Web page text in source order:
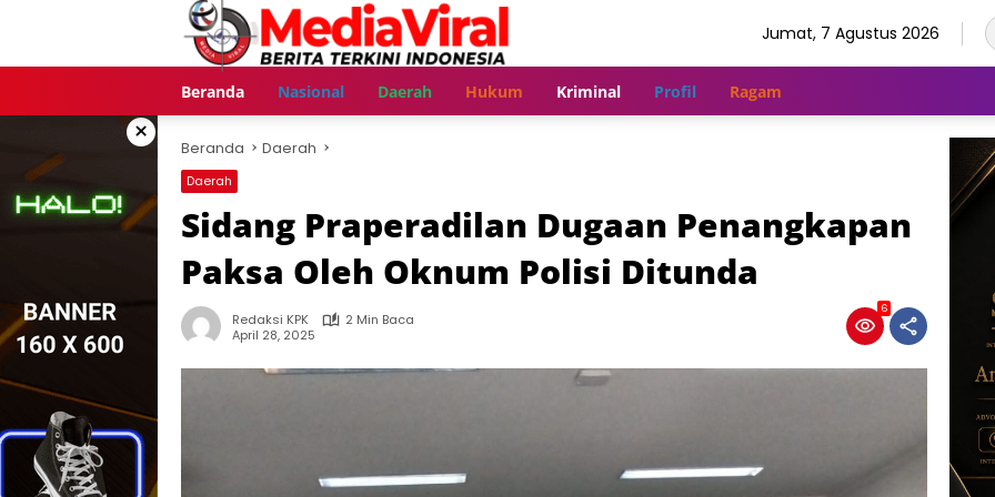
Jumat, 7 Agustus 2026
Beranda Nasional Daerah Hukum Kriminal Profil Ragam
× Beranda Daerah
Daerah
Sidang Praperadilan Dugaan Penangkapan
Paksa Oleh Oknum Polisi Ditunda
Redaksi KPK
2 Min Baca
April 28, 2025
6